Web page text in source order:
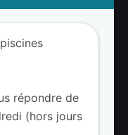
répondre de
(hors jours